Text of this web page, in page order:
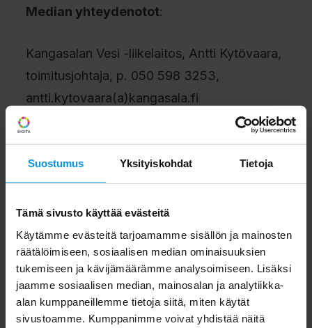
Suostumus Yksityiskohdat Tietoja
Tämä sivusto käyttää evästeitä
Käytämme evästeitä tarjoamamme sisällön ja mainosten
räätälöimiseen, sosiaalisen median ominaisuuksien
tukemiseen ja kävijämäärämme analysoimiseen. Lisäksi
jaamme sosiaalisen median, mainosalan ja analytiikka-
alan kumppaneillemme tietoja siitä, miten käytät
sivustoamme. Kumppanimme voivat yhdistää näitä
Median yhteydenotot:
Kangasalan Vesi -liikelaitos, Antti Kytövaara,
toimitusjohtaja, p. 050 598 3253,
antti.kytovaara(a)kangasala.fi
p. 0400 721 700, mona.miettinen(a)digita.fi
valmistamisesta ja jakelusta sekä jätevesien
johtamisesta
puhdistettavaksi.www.kangasalanvesi.fi